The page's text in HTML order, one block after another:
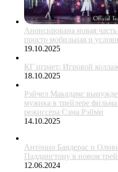
Анонсирована новая
просто мобильная и
19.10.2025
КГ играет: Игровой
18.10.2025
Рэйчел Макадамс
мужика в трейлере
режиссёра Сэма Рэйми
14.10.2025
Антонио Бандерас и
Паддингтону в новом
12.06.2024